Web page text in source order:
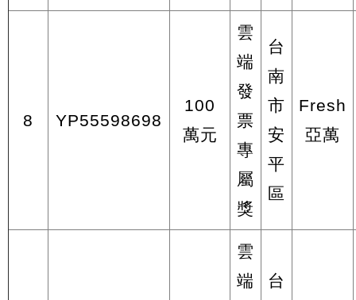
8 YP55598698
100
萬元
雲
端
發
票
專
屬
獎
台
南
市
安
平
區
Fresh
亞萬
雲
端
台